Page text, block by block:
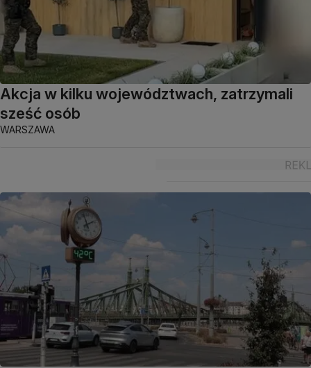
Akcja w kilku województwach, zatrzymali
sześć osób
WARSZAWA